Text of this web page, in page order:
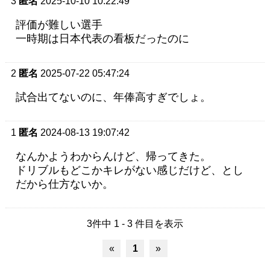
評価が難しい選手
一時期は日本代表の看板だったのに
2 匿名 2025-07-22 05:47:24
試合出てないのに、年俸高すぎでしょ。
1 匿名 2024-08-13 19:07:42
なんかようわからんけど、帰ってきた。
ドリブルもどこかキレがない感じだけど、とし
だから仕方ないか。
3件中 1 - 3 件目を表示
« 1 »